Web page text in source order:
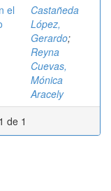
el
Castañeda
López,
Gerardo;
Reyna
Cuevas,
Mónica
Aracely
de 1